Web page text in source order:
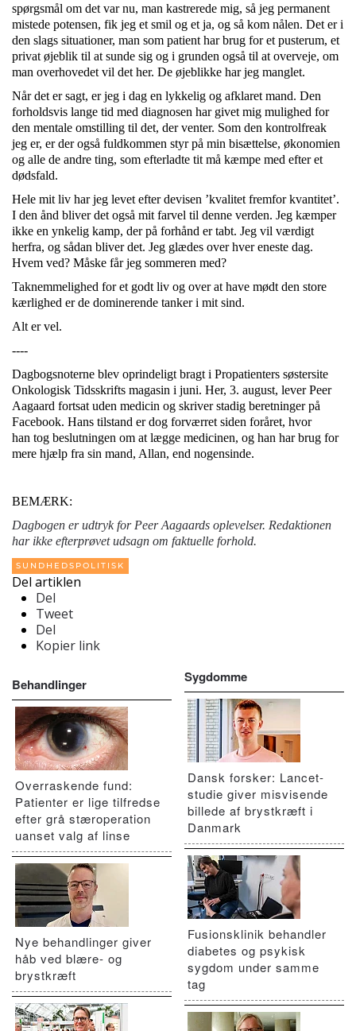
spørgsmål om det var nu, man kastrerede mig, så jeg permanent
mistede potensen, fik jeg et smil og et ja, og så kom nålen. Det er i
den slags situationer, man som patient har brug for et pusterum, et
privat øjeblik til at sunde sig og i grunden også til at overveje, om
man overhovedet vil det her. De øjeblikke har jeg manglet.
Når det er sagt, er jeg i dag en lykkelig og afklaret mand. Den
forholdsvis lange tid med diagnosen har givet mig mulighed for
den mentale omstilling til det, der venter. Som den kontrolfreak
jeg er, er der også fuldkommen styr på min bisættelse, økonomien
og alle de andre ting, som efterladte tit må kæmpe med efter et
dødsfald.
Hele mit liv har jeg levet efter devisen ’kvalitet fremfor kvantitet’.
I den ånd bliver det også mit farvel til denne verden. Jeg kæmper
ikke en ynkelig kamp, der på forhånd er tabt. Jeg vil værdigt
herfra, og sådan bliver det. Jeg glædes over hver eneste dag.
Hvem ved? Måske får jeg sommeren med?
Taknemmelighed for et godt liv og over at have mødt den store
kærlighed er de dominerende tanker i mit sind.
Alt er vel.
----
Dagbogsnoterne blev oprindeligt bragt i Propatienters søstersite
Onkologisk Tidsskrifts magasin i juni. Her, 3. august, lever Peer
Aagaard fortsat uden medicin og skriver stadig beretninger på
Facebook. Hans tilstand er dog forværret siden foråret, hvor
han tog beslutningen om at lægge medicinen, og han har brug for
mere hjælp fra sin mand, Allan, end nogensinde.
BEMÆRK:
Dagbogen er udtryk for Peer Aagaards oplevelser. Redaktionen
har ikke efterprøvet udsagn om faktuelle forhold.
SUNDHEDSPOLITISK
Del artiklen
Del
Tweet
Del
Kopier link
Behandlinger
Overraskende fund:
Patienter er lige tilfredse
efter grå stæroperation
uanset valg af linse
Nye behandlinger giver
håb ved blære- og
brystkræft
Sygdomme
Dansk forsker: Lancet-
studie giver misvisende
billede af brystkræft i
Danmark
Fusionsklinik behandler
diabetes og psykisk
sygdom under samme
tag